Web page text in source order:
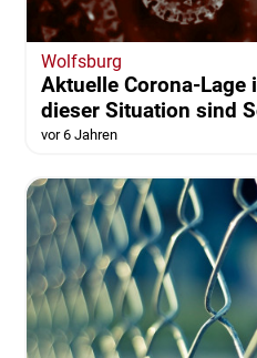
Wolfsburg
Aktuelle Corona-Lage
dieser Situation sind
vor 6 Jahren